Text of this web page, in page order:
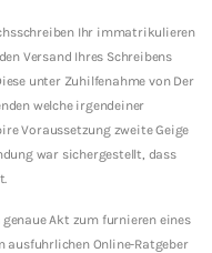
Ihr immatrikulieren
Versand Ihres Schreibens
unter Zuhilfenahme von Der
welche irgendeiner
Voraussetzung zweite Geige
war sichergestellt, dass
Akt zum furnieren eines
ausfuhrlichen Online-Ratgeber